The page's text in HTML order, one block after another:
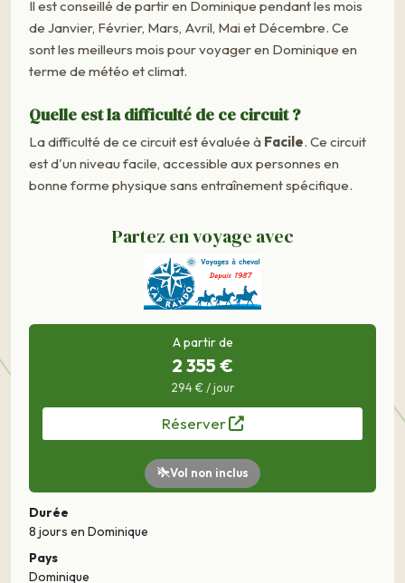
Il est conseillé de partir en Dominique pendant les mois
de Janvier, Février, Mars, Avril, Mai et Décembre. Ce
sont les meilleurs mois pour voyager en Dominique en
terme de météo et climat.
Quelle est la difficulté de ce circuit ?
La difficulté de ce circuit est évaluée à Facile. Ce circuit
est d'un niveau facile, accessible aux personnes en
bonne forme physique sans entraînement spécifique.
Partez en voyage avec
A partir de
2 355 €
294 € / jour
Réserver
Vol non inclus
Durée
8 jours en Dominique
Pays
Dominique